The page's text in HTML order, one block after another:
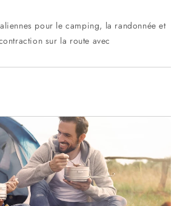
pour le camping, la randonnée et
sur la route avec